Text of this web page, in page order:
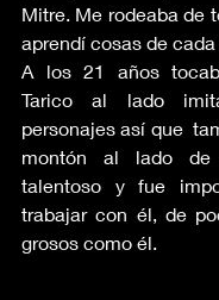
Mitre. Me rodeaba de
aprendí cosas de
A los 21 años
Tarico al lado
personajes así que
montón al lado
talentoso y fue
trabajar con él, de
grosos como él.